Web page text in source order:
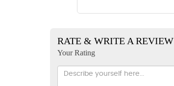
RATE & WRITE A REVIEW
Your Rating